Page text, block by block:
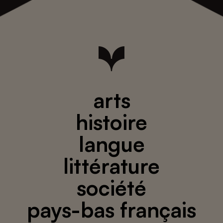
arts
histoire
langue
littérature
société
pays-bas français